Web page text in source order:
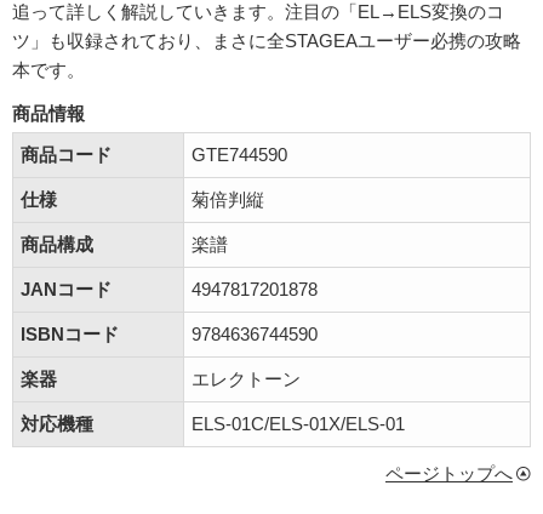
追って詳しく解説していきます。注目の「EL→ELS変換のコ
ツ」も収録されており、まさに全STAGEAユーザー必携の攻略
本です。
商品情報
商品コード
GTE744590
仕様 菊倍判縦
商品構成 楽譜
JANコード 4947817201878
ISBNコード 9784636744590
楽器 エレクトーン
対応機種 ELS-01C/ELS-01X/ELS-01
ページトップへ